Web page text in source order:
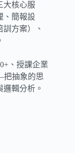
大核心服
、簡報設
方案）、
、授課企業
把抽象的思
輯分析。